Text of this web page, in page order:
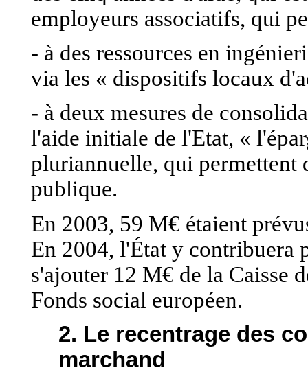
employeurs associatifs, qui
- à des ressources en
via les « dispositifs locaux
- à deux mesures de
l'aide initiale de l'Etat, «
pluriannuelle, qui permettent
publique.
En 2003, 59 M€ étaient
En 2004, l'État y contribuera
s'ajouter 12 M€ de la Caisse
Fonds social européen.
2. Le recentrage des
marchand